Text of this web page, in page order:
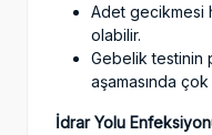
Adet gecikmesi
olabilir.
Gebelik testinin
aşamasında çok
İdrar Yolu